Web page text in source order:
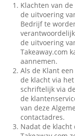
Klachten van
de uitvoering
Bedrijf te
de uitvoering
Takeaway.com
aannemen.
Als de Klant
de klacht via
schriftelijk via
de
van deze
contactadres.
Nadat de klacht